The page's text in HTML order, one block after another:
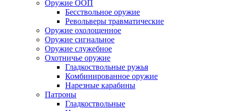
Оружие ООП
Бесствольное оружие
Револьверы травматические
Оружие охолощенное
Оружие сигнальное
Оружие служебное
Охотничье оружие
Гладкоствольные ружья
Комбинированное оружие
Нарезные карабины
Патроны
Гладкоствольные